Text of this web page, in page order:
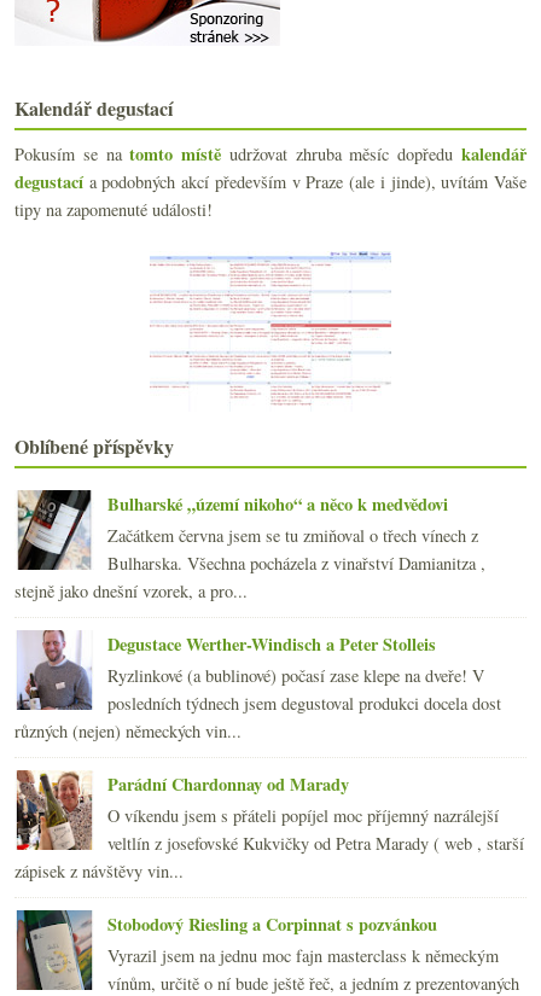
Když víno z Wachau, tak… Neuburské?
Jižní svah na Kindle, šoproňská měna, NY Times a M...
15x bílé i červené do 150,- Kč
Bubláme s bohémkou & Piper-Heidsieck
Klasický ročník, názory na Bordeaux 2010 a cesta z...
French Wine Show 2011 sponzorující krtka
Výsledky ankety „Jak dlouho před konzumací otevírá...
Pinot Noir z Čech a Moravy 2006 – část I.
Chardonnay VUT Brno a rosé sekt z Austrálie
Velikonoční kopřivová nádivka, základní burgundské...
Korek vs. šroubový uzávěr – 3:3 a hraje se dál
Rulandské bílé „Smaragd“ ze Znovínu
Chuť na skleničku sherry
Most na Mosele, Jamek, víno a jídlo, identita stře...
Frankovka, Pinot i Cabernet aneb ochutnávka špičko...
Výsledky ankety „Kupujete biopotraviny?“
Ochutnávka českých vín v Kvícu
Autentický úprk Jižního svahu na moderní média
►března
února
ledna
2010 (249)
►2009(249)
►2008(270)
►2007(108)
Kalendář degustací
Pokusím se natomto místě udržovat zhruba měsíc dopředukalendář
degustacía podobných akcí především v Praze (ale i jinde), uvítám Vaše
tipy na zapomenuté události!
Oblíbené příspěvky
Bulharské „území nikoho“ a něco k medvědovi
Začátkem června jsem se tu zmiňoval o třech vínech z
Bulharska. Všechna pocházela z vinařství Damianitza ,
stejně jako dnešní vzorek, a pro...
Degustace Werther-Windisch a Peter Stolleis
Ryzlinkové (a bublinové) počasí zase klepe na dveře! V
posledních týdnech jsem degustoval produkci docela dost
různých (nejen) německých vin...
Parádní Chardonnay od Marady
O víkendu jsem s přáteli popíjel moc příjemný nazrálejší
veltlín z josefovské Kukvičky od Petra Marady ( web , starší
zápisek z návštěvy vin...
Stobodový Riesling a Corpinnat s pozvánkou
Vyrazil jsem na jednu moc fajn masterclass k německým
vínům, určitě o ní bude ještě řeč, a jedním z prezentovaných